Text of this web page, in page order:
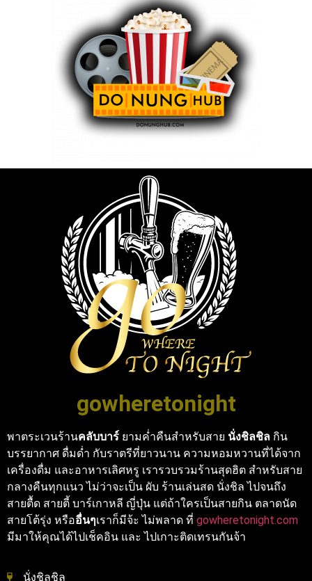
gowheretonight
พาตระเวนร้านคลับบาร์ ยามค่ำคืนสำหรับสาย นั่งชิลชิล กิน
บรรยากาศ ดื่มด่ำ กับราตรีที่ยาวนาน ความหอมหวานที่ได้จาก
เครื่องดื่ม และอาหารเลิศหรู เรารวบรวมร้านสุดฮิต สำหรับสาย
กลางคืนทุกแนว ไม่ว่าจะเป็น ผับ ร้านเล่นสด นั่งชิล ไปจนถึง
สายตื้ด สายตี้ บาร์เกาหลี ญี่ปุ่น แต่ถ้าใครเป็นสายกิน ตลาดนัด
สายโต้รุ่ง หรืออื่นๆเราก็มีจ้ะ ไม่พลาด ที่ gowheretonight.com
มีมาให้คุณได้ไปเช็คอิน และ ไปเกาะติดเทรนกันจ้า
นั่งชิลชิล